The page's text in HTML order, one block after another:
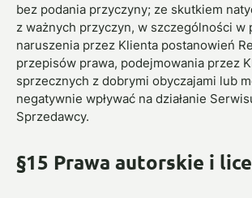
bez podania przyczyny; ze skutkiem
z ważnych przyczyn, w szczególności w
naruszenia przez Klienta postanowień
przepisów prawa, podejmowania przez
sprzecznych z dobrymi obyczajami lub
negatywnie wpływać na działanie
Sprzedawcy.
§15 Prawa autorskie i